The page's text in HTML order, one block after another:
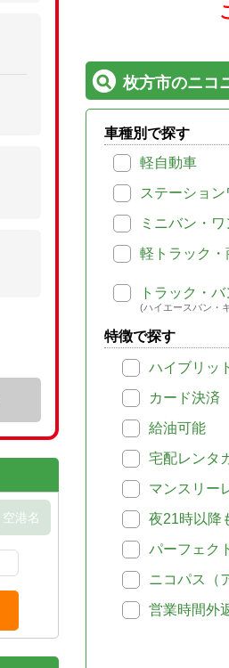
枚方市のニコ
車種別で探す
軽自動車
ステーショ
ミニバン・
軽トラック・
トラック・バ
(ハイエースバン・
特徴で探す
ハイブリッ
カード決済
給油可能
宅配レンタ
マンスリー
夜21時以降
パーフェク
ニコパス（
営業時間外
空港名